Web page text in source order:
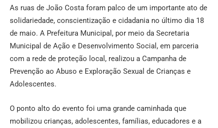
As ruas de João Costa foram palco de um importante ato de
solidariedade, conscientização e cidadania no último dia 18
de maio. A Prefeitura Municipal, por meio da Secretaria
Municipal de Ação e Desenvolvimento Social, em parceria
com a rede de proteção local, realizou a Campanha de
Prevenção ao Abuso e Exploração Sexual de Crianças e
Adolescentes.
O ponto alto do evento foi uma grande caminhada que
mobilizou crianças, adolescentes, famílias, educadores e a